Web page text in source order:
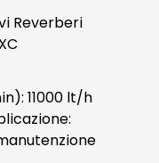
Reverberi
11000 lt/h